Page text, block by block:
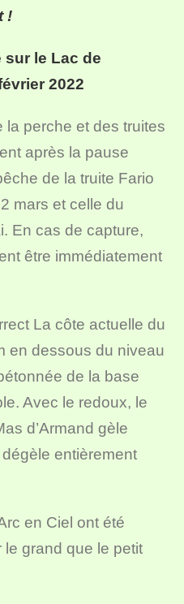
!
sur le Lac de
2022
perche et des truites
après la pause
de la truite Fario
mars et celle du
En cas de capture,
être immédiatement
La côte actuelle du
en dessous du niveau
de la base
Avec le redoux, le
d’Armand gèle
entièrement
en Ciel ont été
grand que le petit